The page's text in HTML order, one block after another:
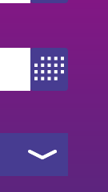
Zeitraum bis